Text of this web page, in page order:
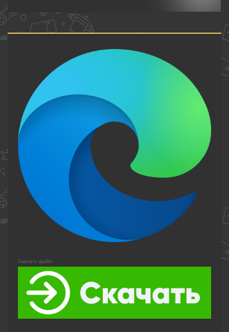
Скачать файл: